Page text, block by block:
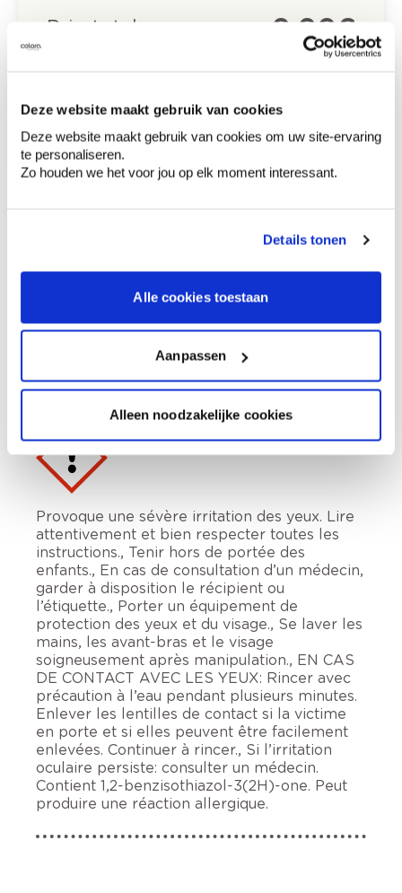
Deze website maakt gebruik van cookies
Deze website maakt gebruik van cookies om uw site-ervaring
te personaliseren.
Zo houden we het voor jou op elk moment interessant.
Details tonen
Alle cookies toestaan
Aanpassen
Alleen noodzakelijke cookies
Prix total 0,00 €
Livraison à domicile
Commandé en semaine (lu-ve), livré dans les 2 à 3
jours ouvrables.
Retrait en magasin
Informations sur l'étiquette
Provoque une sévère irritation des yeux. Lire
attentivement et bien respecter toutes les
instructions., Tenir hors de portée des
enfants., En cas de consultation d’un médecin,
garder à disposition le récipient ou
l’étiquette., Porter un équipement de
protection des yeux et du visage., Se laver les
mains, les avant-bras et le visage
soigneusement après manipulation., EN CAS
DE CONTACT AVEC LES YEUX: Rincer avec
précaution à l’eau pendant plusieurs minutes.
Enlever les lentilles de contact si la victime
en porte et si elles peuvent être facilement
enlevées. Continuer à rincer., Si l’irritation
oculaire persiste: consulter un médecin.
Contient 1,2-benzisothiazol-3(2H)-one. Peut
produire une réaction allergique.